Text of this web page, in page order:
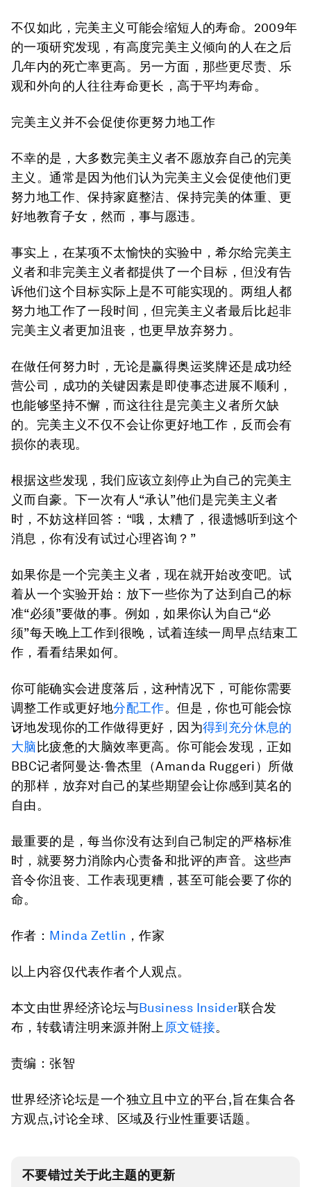
不仅如此，完美主义可能会缩短人的寿命。2009年
的一项研究发现，有高度完美主义倾向的人在之后
几年内的死亡率更高。另一方面，那些更尽责、乐
观和外向的人往往寿命更长，高于平均寿命。
完美主义并不会促使你更努力地工作
不幸的是，大多数完美主义者不愿放弃自己的完美
主义。通常是因为他们认为完美主义会促使他们更
努力地工作、保持家庭整洁、保持完美的体重、更
好地教育子女，然而，事与愿违。
事实上，在某项不太愉快的实验中，希尔给完美主
义者和非完美主义者都提供了一个目标，但没有告
诉他们这个目标实际上是不可能实现的。两组人都
努力地工作了一段时间，但完美主义者最后比起非
完美主义者更加沮丧，也更早放弃努力。
在做任何努力时，无论是赢得奥运奖牌还是成功经
营公司，成功的关键因素是即使事态进展不顺利，
也能够坚持不懈，而这往往是完美主义者所欠缺
的。完美主义不仅不会让你更好地工作，反而会有
损你的表现。
根据这些发现，我们应该立刻停止为自己的完美主
义而自豪。下一次有人“承认”他们是完美主义者
时，不妨这样回答：“哦，太糟了，很遗憾听到这个
消息，你有没有试过心理咨询？”
如果你是一个完美主义者，现在就开始改变吧。试
着从一个实验开始：放下一些你为了达到自己的标
准“必须”要做的事。例如，如果你认为自己“必
须”每天晚上工作到很晚，试着连续一周早点结束工
作，看看结果如何。
你可能确实会进度落后，这种情况下，可能你需要
调整工作或更好地分配工作。但是，你也可能会惊
讶地发现你的工作做得更好，因为得到充分休息的
大脑 比疲惫的大脑效率更高。你可能会发现，正如
BBC记者阿曼达·鲁杰里（Amanda Ruggeri）所做
的那样，放弃对自己的某些期望会让你感到莫名的
自由。
最重要的是，每当你没有达到自己制定的严格标准
时，就要努力消除内心责备和批评的声音。这些声
音令你沮丧、工作表现更糟，甚至可能会要了你的
命。
作者： Minda Zetlin ，作家
以上内容仅代表作者个人观点。
本文由世界经济论坛与Business Insider联合发
布，转载请注明来源并附上 原文链接。
责编：张智
世界经济论坛是一个独立且中立的平台,旨在集合各
方观点,讨论全球、区域及行业性重要话题。
不要错过关于此主题的更新